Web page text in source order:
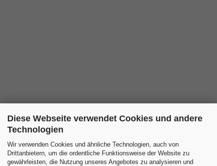
Diese Webseite verwendet Cookies und andere
Technologien
Wir verwenden Cookies und ähnliche Technologien, auch von
Drittanbietern, um die ordentliche Funktionsweise der Website zu
gewährleisten, die Nutzung unseres Angebotes zu analysieren und
ZURÜCK